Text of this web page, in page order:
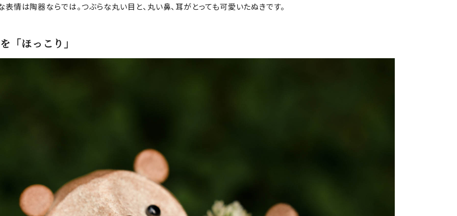
表情は陶器ならでは。つぶらな丸い目と、丸い鼻、耳がとっても可愛いたぬきです。
「ほっこり」